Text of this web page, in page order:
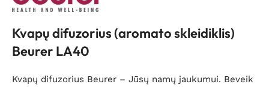
Kvapų difuzorius (aromato skleidiklis)
Beurer LA40
Kvapų difuzorius Beurer – Jūsų namų jaukumui. Beveik